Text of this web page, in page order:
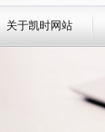
关于凯时网站